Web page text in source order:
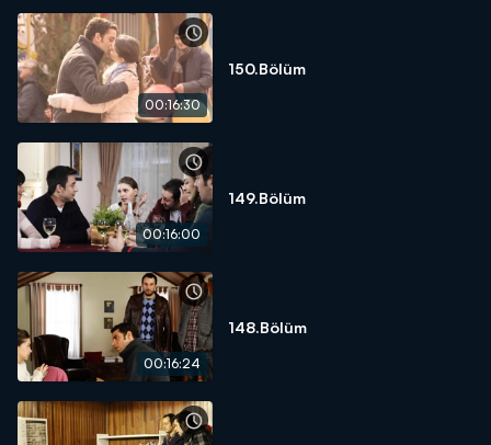
00:16:30
150.Bölüm
00:16:00
149.Bölüm
00:16:24
148.Bölüm